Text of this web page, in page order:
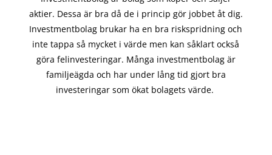
aktier. Dessa är bra då de i princip görjobbet åt dig.
Investmentbolag brukar ha en bra riskspridning och
inte tappa så mycket i värde men kan såklart också
göra felinvesteringar. Många investmentbolag är
familjeägda och har under lång tid gjort bra
investeringar som ökat bolagets värde.